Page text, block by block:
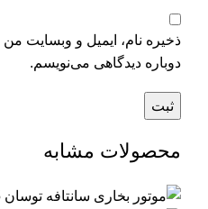
ذخیره نام، ایمیل و وبسایت
دوباره دیدگاهی می‌نویسم.
محصولات مشابه